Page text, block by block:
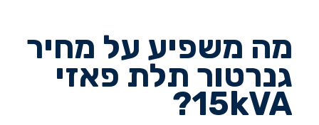
מה משפיע על מחיר
גנרטור תלת פאזי
15kVA?